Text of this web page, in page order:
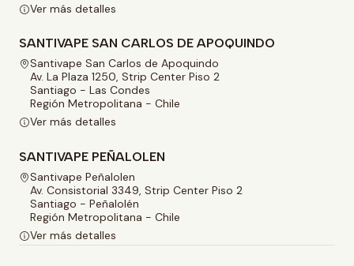
Ver más detalles
SANTIVAPE SAN CARLOS DE APOQUINDO
Santivape San Carlos de Apoquindo
Av. La Plaza 1250, Strip Center Piso 2
Santiago - Las Condes
Región Metropolitana - Chile
Ver más detalles
SANTIVAPE PEÑALOLEN
Santivape Peñalolen
Av. Consistorial 3349, Strip Center Piso 2
Santiago - Peñalolén
Región Metropolitana - Chile
Ver más detalles